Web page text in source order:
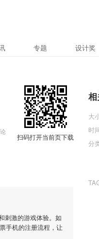
专题 设计奖
扫码打开当前页下载
刺激的游戏体验。如
手机的注册流程，让
相
大
时
分